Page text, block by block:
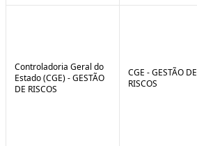
Controladoria Geral do
Estado (CGE) - GESTÃO
DE RISCOS
CGE - GESTÃO DE
RISCOS